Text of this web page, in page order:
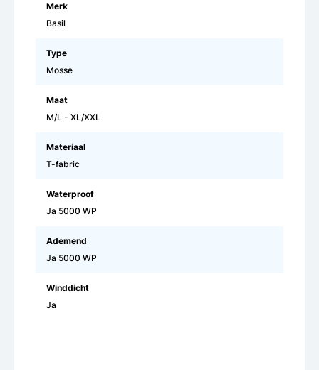
Merk
Basil
Type
Mosse
Maat
M/L - XL/XXL
Materiaal
T-fabric
Waterproof
Ja 5000 WP
Ademend
Ja 5000 WP
Winddicht
Ja